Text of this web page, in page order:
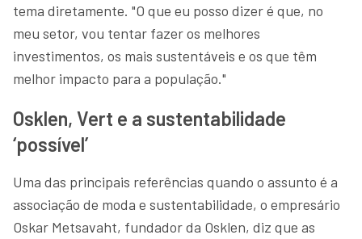
tema diretamente. "O que eu posso dizer é que, no
meu setor, vou tentar fazer os melhores
investimentos, os mais sustentáveis e os que têm
melhor impacto para a população."
Osklen, Vert e a sustentabilidade
‘possível’
Uma das principais referências quando o assunto é a
associação de moda e sustentabilidade, o empresário
Oskar Metsavaht, fundador da Osklen, diz que as